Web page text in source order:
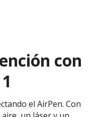
con
el AirPen. Con